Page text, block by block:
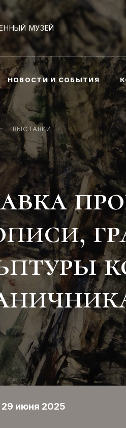
МУЗЕЙ
НОВОСТИ И СОБЫТИЯ
ВЫСТАВКИ
июня 2025